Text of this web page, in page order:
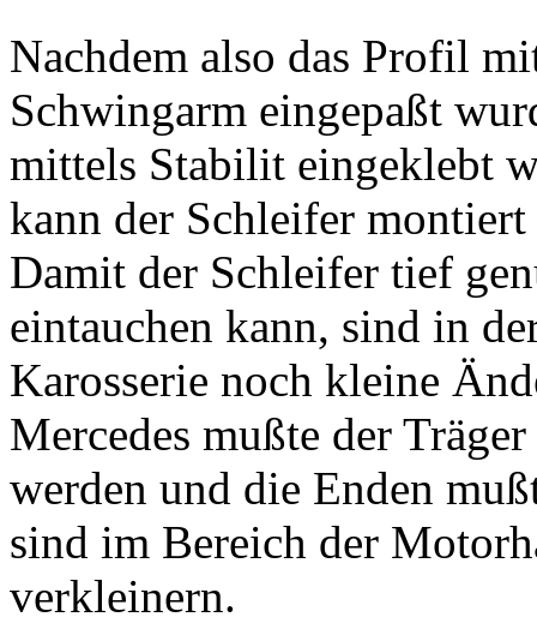
Nachdem also das Profil
Schwingarm eingepaßt
mittels Stabilit eingeklebt
kann der Schleifer montiert
Damit der Schleifer tief
eintauchen kann, sind in
Karosserie noch kleine
Mercedes mußte der
werden und die Enden
sind im Bereich der
verkleinern.